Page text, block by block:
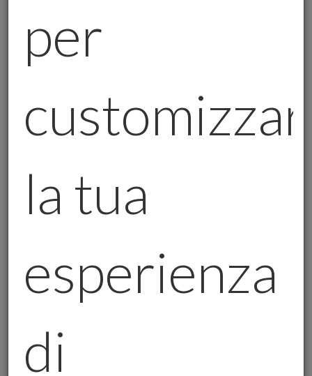
Nei Cellulari e nei Dispositivi Elettronici:
Sapevi che il tuo smartphone contiene una
elettricità, il che lo rende ideale per i
circuiti dei nostri dispositivi elettronici.
viene utilizzato per garantire che il tuo
cellulare funzioni senza problemi. Non
tablet e altri dispositivi tecnologici
contengono piccole quantità di oro.
Nei Vetri degli Aerei: Ti sei mai chiesto
leggera tonalità dorata? L'oro è utilizzato
nei vetri per riflettere la luce infrarossa e
proteggere i passeggeri e l'equipaggio
per
la tua
esperienza
di